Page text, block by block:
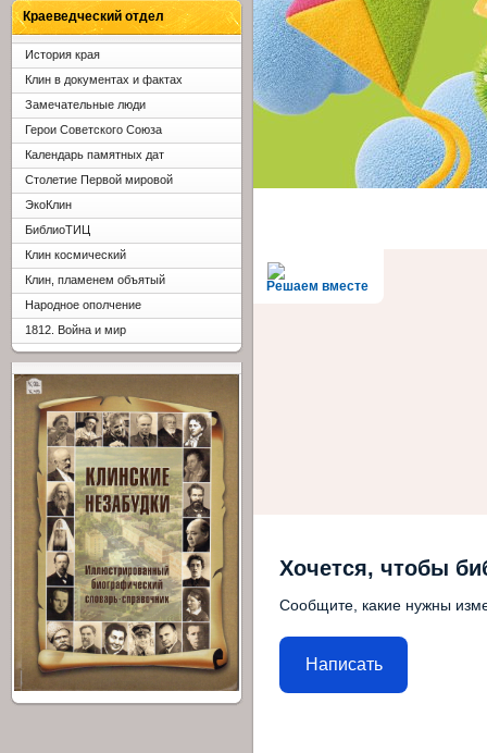
Решаем вместе
Хочется, чтобы
Сообщите, какие нужны
Написать
Краеведческий отдел
История края
Клин в документах и фактах
Замечательные люди
Герои Советского Союза
Календарь памятных дат
Столетие Первой мировой
ЭкоКлин
БиблиоТИЦ
Клин космический
Клин, пламенем объятый
Народное ополчение
1812. Война и мир